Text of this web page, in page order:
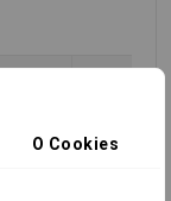
(cm)
O Cookies